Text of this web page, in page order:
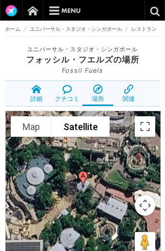
ホーム / ユニバーサル・スタジオ・シンガポール / レストラン
ユニバーサル・スタジオ・シンガポール
フォッシル・フエルズの場所
Fossil Fuels
詳細 クチコミ 場所 関連
Map Satellite